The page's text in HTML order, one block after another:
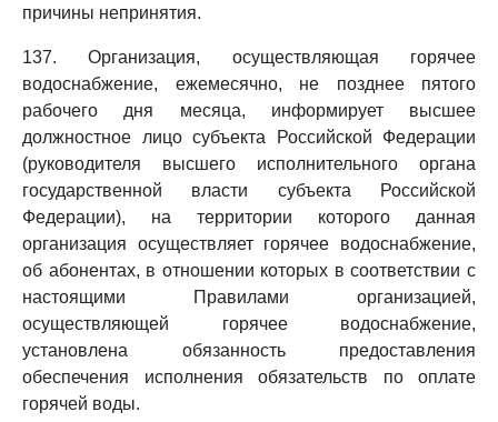
причины непринятия.
137. Организация, осуществляющая горячее
водоснабжение, ежемесячно, не позднее пятого
рабочего дня месяца, информирует высшее
должностное лицо субъекта Российской Федерации
(руководителя высшего исполнительного органа
государственной власти субъекта Российской
Федерации), на территории которого данная
организация осуществляет горячее водоснабжение,
об абонентах, в отношении которых в соответствии с
настоящими Правилами организацией,
осуществляющей горячее водоснабжение,
установлена обязанность предоставления
обеспечения исполнения обязательств по оплате
горячей воды.